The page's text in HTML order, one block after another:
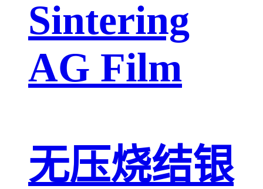
Sintering
AG Film
无压烧结银